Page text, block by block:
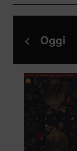
< Oggi